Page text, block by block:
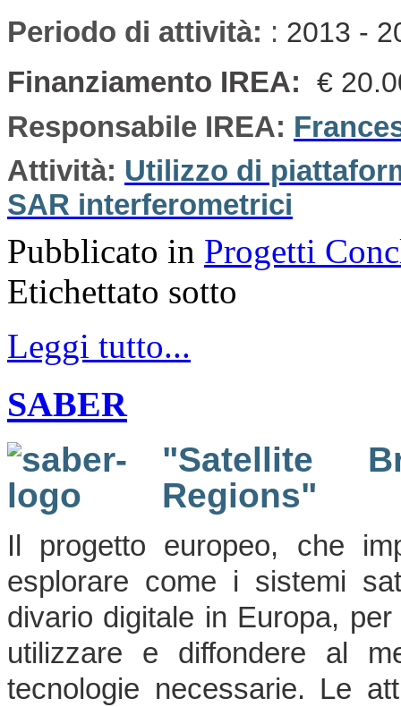
Periodo di attività: : 2013 -
Finanziamento IREA: €
Responsabile IREA:
Attività: Utilizzo di
SAR interferometrici
Pubblicato in Progetti
Etichettato sotto
Leggi tutto...
SABER
"Satellite
Regions"
Il progetto europeo, che
esplorare come i sistemi
divario digitale in Europa,
utilizzare e diffondere al
tecnologie necessarie. Le